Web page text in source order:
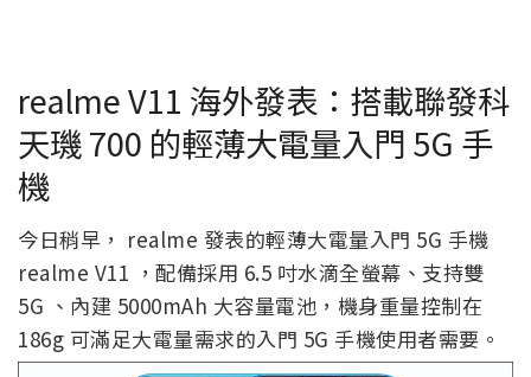
realme V11 海外發表：搭載聯發科
天璣 700 的輕薄大電量入門 5G 手
機
今日稍早， realme 發表的輕薄大電量入門 5G 手機
realme V11 ，配備採用 6.5 吋水滴全螢幕、支持雙
5G 、內建 5000mAh 大容量電池，機身重量控制在
186g 可滿足大電量需求的入門 5G 手機使用者需要。